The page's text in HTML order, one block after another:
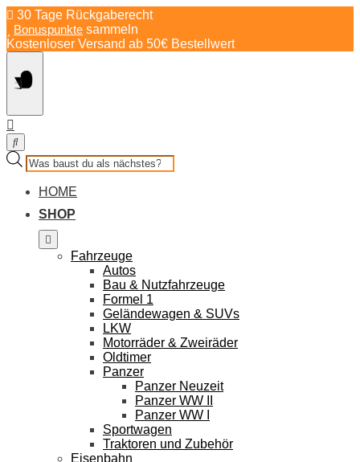
Springe
zum
Inhalt
30 Tage Rückgaberecht
Bonuspunkte sammeln
Kostenloser Versand ab 50€ Bestellwert
Products
search
HOME
SHOP
Fahrzeuge
Autos
Bau & Nutzfahrzeuge
Formel 1
Geländewagen & SUVs
LKW
Motorräder & Zweiräder
Oldtimer
Panzer
Panzer Neuzeit
Panzer WW II
Panzer WW I
Sportwagen
Traktoren und Zubehör
Eisenbahn